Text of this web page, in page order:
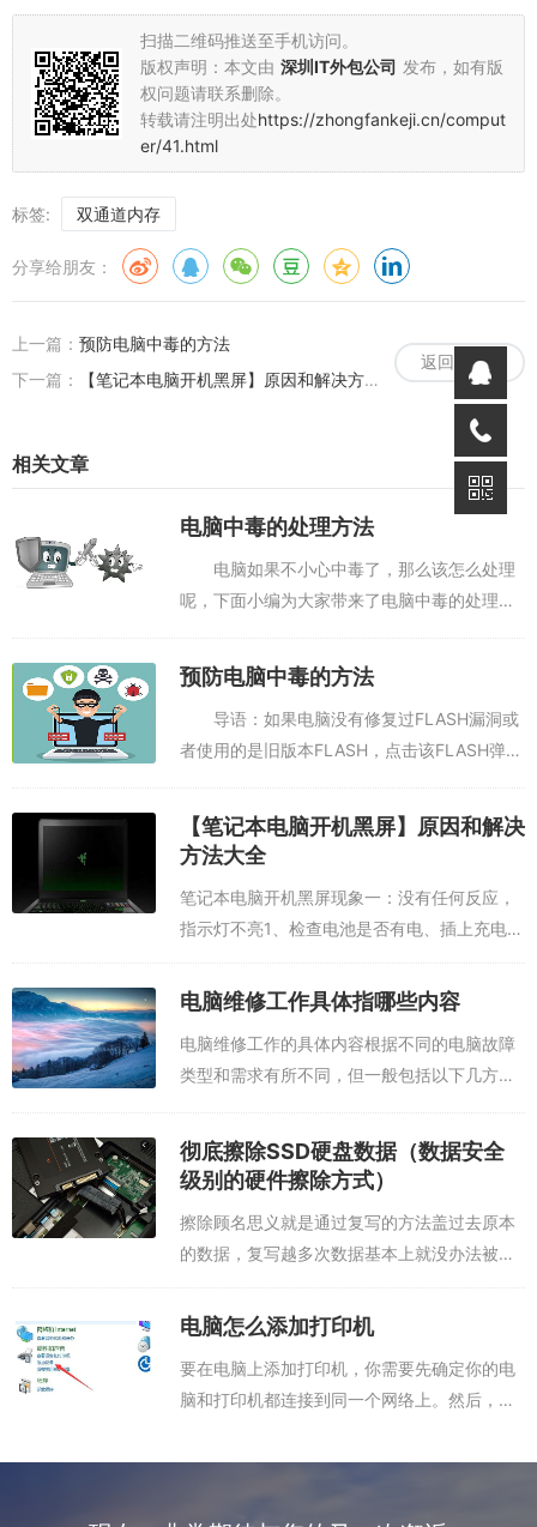
关于四通道很少主板支持，所以对于3通道和4通道的话建议不要
去尝试，只是作为了解即可。
又有朋友问如果两条2G的内存卡会比一条4G的效果性能好吗?其
实2条同品牌规格2GB内存组建双道4G内存，其性能要优秀于一条4G
B内存的性能。
但是在双通道的时候对其兼容性能也是要考虑的，所以也是有负
扫描二维码推送至手机访问。
版权声明：本文由 深圳IT外包公司 发布，如有版
权问题请联系删除。
转载请注明出处https://zhongfankeji.cn/comput
er/41.html
标签: 双通道内存
分享给朋友：
返回列表
上一篇： 预防电脑中毒的方法
下一篇：
【笔记本电脑开机黑屏】原因和解决方法大全
相关文章
电脑中毒的处理方法
电脑如果不小心中毒了，那么该怎么处理
呢，下面小编为大家带来了电脑中毒的处理方
脑中毒的处理方法 一、中毒电脑的征
兆 我们怎样知道电脑中病毒了呢?其实电脑
预防电脑中毒的方法
导语：如果电脑没有修复过FLASH漏洞或
者使用的是旧版本FLASH，点击该FLASH弹窗
垃圾软件和病毒，那么如何预防这种情况呢?以
下是小编精心整理的有关电脑...
【笔记本电脑开机黑屏】原因和解决
方法大全
笔记本电脑开机黑屏现象一：没有任何反应，
指示灯不亮1、检查电池是否有电、插上充电器
再开机试试；2、检查适配器是否好的，有指示
灯的可以看看是否亮着；3、笔记本开机部分
电脑维修工作具体指哪些内容
电脑维修工作的具体内容根据不同的电脑故障
类型和需求有所不同，但一般包括以下几方
源系统、外围设备的连接与应用，主板、
CPU、网卡、声卡、硬盘、打印机的识别、安
彻底擦除SSD硬盘数据（数据安全
级别的硬件擦除方式）
擦除顾名思义就是通过复写的方法盖过去原本
的数据，复写越多次数据基本上就没办法被恢
复，就如同美国规定的DoD-5220就是复写3-7
次，分别写入00, 11，数次随机数，国家保密
电脑怎么添加打印机
要在电脑上添加打印机，你需要先确定你的电
脑和打印机都连接到同一个网络上。然后，按
选择“设备和打印机”选项。 2. 在“设备和打印